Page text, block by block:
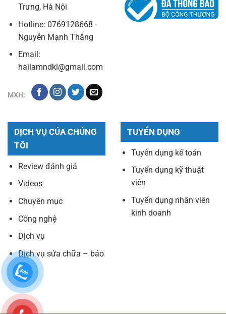
Trưng, Hà Nội
Hotline: 0769128668 -
Nguyễn Mạnh Thắng
Email:
hailamndkl@gmail.com
MXH:
DỊCH VỤ CỦA CHÚNG
TÔI
Review đánh giá
Videos
Chuyên mục
Công nghệ
Dịch vụ
Dịch vụ sửa chữa – bảo
trì
TUYỂN DỤNG
Tuyển dụng kế toán
Tuyển dụng kỹ thuật
viên
Tuyển dụng nhân viên
kinh doanh